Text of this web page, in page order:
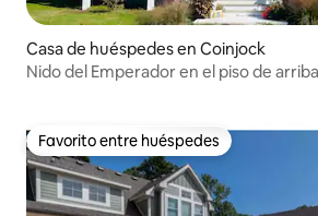
Casa de huéspedes en Coinjock
Nido del Emperador en el piso de arriba
Favorito entre huéspedes
Favorito entre huéspedes